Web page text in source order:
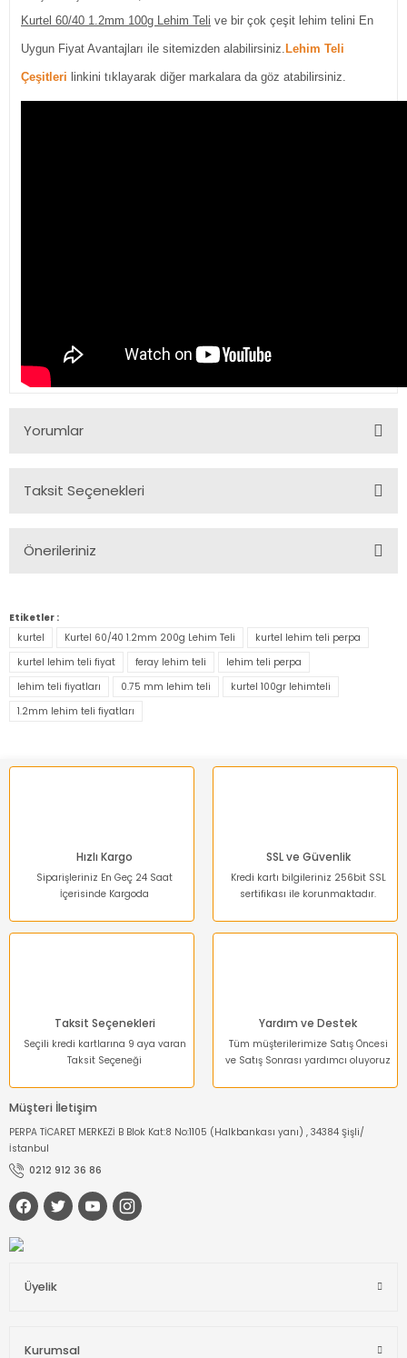
Kurtel 60/40 1.2mm 100g Lehim Teli ve bir çok çeşit lehim telini En
Uygun Fiyat Avantajları ile sitemizden alabilirsiniz. Lehim Teli
Çeşitleri linkini tıklayarak diğer markalara da göz atabilirsiniz.
Yorumlar
Taksit Seçenekleri
Önerileriniz
konularda yetersiz gördüğünüz noktaları öneri formunu
kullanarak tarafımıza iletebilirsiniz.
Görüş ve önerileriniz için teşekkür ederiz.
Ürün resmi kalitesiz, bozuk veya görüntülenemiyor.
Ürün açıklamasında eksik bilgiler bulunuyor.
Ürün fiyatı diğer sitelerden daha pahalı.
Gönder
Etiketler :
kurtel
Kurtel 60/40 1.2mm 200g Lehim Teli
kurtel lehim teli perpa
kurtel lehim teli fiyat
feray lehim teli
lehim teli perpa
lehim teli fiyatları
0.75 mm lehim teli
kurtel 100gr lehimteli
1.2mm lehim teli fiyatları
Hızlı Kargo
Siparişleriniz En Geç 24 Saat
İçerisinde Kargoda
SSL ve Güvenlik
Kredi kartı bilgileriniz 256bit SSL
sertifikası ile korunmaktadır.
Taksit Seçenekleri
Seçili kredi kartlarına 9 aya varan
Taksit Seçeneği
Yardım ve Destek
Tüm müşterilerimize Satış Öncesi
ve Satış Sonrası yardımcı oluyoruz
Müşteri İletişim
PERPA TİCARET MERKEZİ B Blok Kat:8 No:1105 (Halkbankası yanı) , 34384 Şişli/
İstanbul
0212 912 36 86
Üyelik
Kurumsal